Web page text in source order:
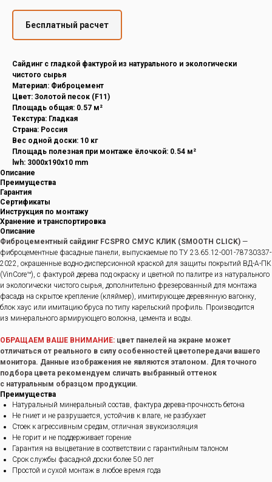
Бесплатный расчет
Cайдинг с гладкой фактурой из натурального и экологически
чистого сырья
Материал: Фиброцемент
Цвет: Золотой песок (F11)
Площадь общая: 0.57 м²
Текстура: Гладкая
Страна: Россия
Вес одной доски: 10 кг
Площадь полезная при монтаже ёлочкой: 0.54 м²
lwh: 3000x190x10 mm
Описание
Преимущества
Гарантия
Сертификаты
Инструкция по монтажу
Хранение и транспортировка
Описание
Фиброцементный сайдинг FCSPRO СМУС КЛИК (SMOOTH CLICK) —
фиброцементные фасадные панели, выпускаемые по ТУ 23.65.12-001-78730337-
2022, окрашенные водно-дисперсионной краской для защиты покрытий ВД-А-ПК
(VinCore™), с фактурой дерева под окраску и цветной по палитре из натурального
и экологически чистого сырья, дополнительно фрезерованный для монтажа
фасада на скрытое крепление (кляймер), имитирующее деревянную вагонку,
блок хаус или имитацию бруса по типу карельский профиль. Производится
из минерального армирующего волокна, цемента и воды.
ОБРАЩАЕМ ВАШЕ ВНИМАНИЕ: цвет панелей на экране может
отличаться от реального в силу особенностей цветопередачи вашего
монитора. Данные изображения не являются эталоном. Для точного
подбора цвета рекомендуем сличать выбранный оттенок
с натуральным образцом продукции.
Преимущества
Натуральный минеральный состав, фактура дерева-прочность бетона
Не гниет и не разрушается, устойчив к влаге, не разбухает
Стоек к агрессивным средам, отличная звукоизоляция
Не горит и не поддерживает горение
Гарантия на выцветание в соответствии с гарантийным талоном
Срок службы фасадной доски более 50 лет
Простой и сухой монтаж в любое время года